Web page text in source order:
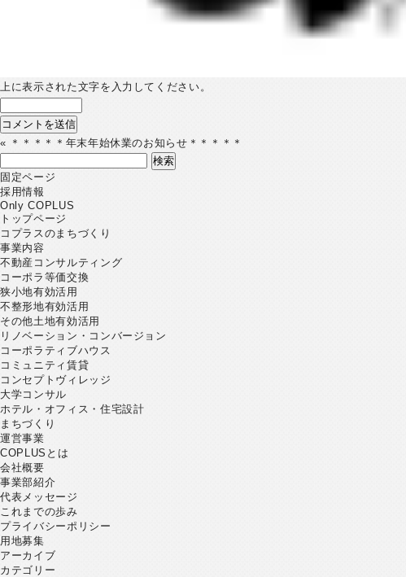
上に表示された文字を入力してください。
« ＊＊＊＊＊年末年始休業のお知らせ＊＊＊＊＊
索:
固定ページ
採用情報
Only COPLUS
トップページ
コプラスのまちづくり
事業内容
不動産コンサルティング
コーポラ等価交換
狭小地有効活用
不整形地有効活用
その他土地有効活用
リノベーション・コンバージョン
コーポラティブハウス
コミュニティ賃貸
コンセプトヴィレッジ
大学コンサル
ホテル・オフィス・住宅設計
まちづくり
運営事業
COPLUSとは
会社概要
事業部紹介
代表メッセージ
これまでの歩み
プライバシーポリシー
用地募集
アーカイブ
カテゴリー